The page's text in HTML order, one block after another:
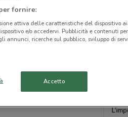
fornire:
attiva delle caratteristiche del dispositivo
e/o accedervi. Pubblicità e contenuti
annunci, ricerche sul pubblico, sviluppo di
Accetto